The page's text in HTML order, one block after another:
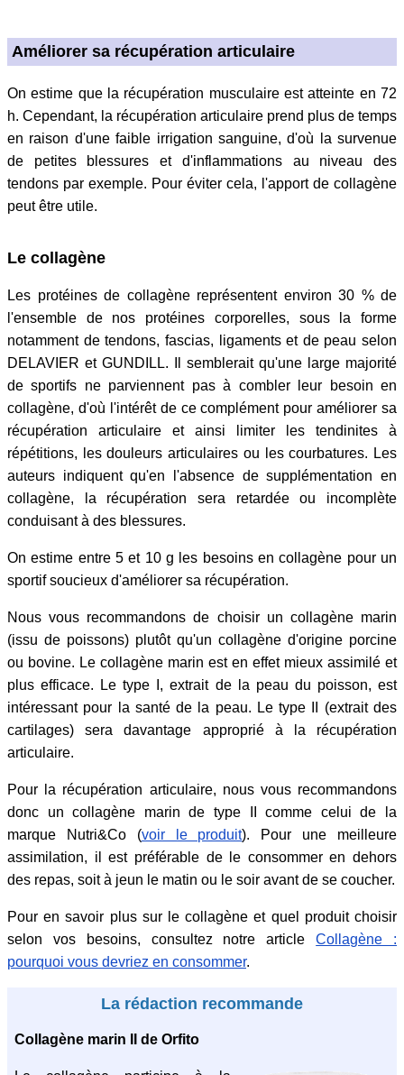
Améliorer sa récupération articulaire
On estime que la récupération musculaire est atteinte en 72
h. Cependant, la récupération articulaire prend plus de temps
en raison d'une faible irrigation sanguine, d'où la survenue
de petites blessures et d'inflammations au niveau des
tendons par exemple. Pour éviter cela, l'apport de collagène
peut être utile.
Le collagène
Les protéines de collagène représentent environ 30 % de
l'ensemble de nos protéines corporelles, sous la forme
notamment de tendons, fascias, ligaments et de peau selon
DELAVIER et GUNDILL. Il semblerait qu'une large majorité
de sportifs ne parviennent pas à combler leur besoin en
collagène, d'où l'intérêt de ce complément pour améliorer sa
récupération articulaire et ainsi limiter les tendinites à
répétitions, les douleurs articulaires ou les courbatures. Les
auteurs indiquent qu'en l'absence de supplémentation en
collagène, la récupération sera retardée ou incomplète
conduisant à des blessures.
On estime entre 5 et 10 g les besoins en collagène pour un
sportif soucieux d'améliorer sa récupération.
Nous vous recommandons de choisir un collagène marin
(issu de poissons) plutôt qu'un collagène d'origine porcine
ou bovine. Le collagène marin est en effet mieux assimilé et
plus efficace. Le type I, extrait de la peau du poisson, est
intéressant pour la santé de la peau. Le type II (extrait des
cartilages) sera davantage approprié à la récupération
articulaire.
Pour la récupération articulaire, nous vous recommandons
donc un collagène marin de type II comme celui de la
marque Nutri&Co (voir le produit). Pour une meilleure
assimilation, il est préférable de le consommer en dehors
des repas, soit à jeun le matin ou le soir avant de se coucher.
Pour en savoir plus sur le collagène et quel produit choisir
selon vos besoins, consultez notre articleCollagène :
pourquoi vous devriez en consommer.
La rédaction recommande
Collagène marin II de Orfito